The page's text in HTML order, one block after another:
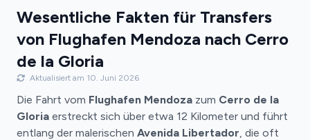
Wesentliche Fakten für Transfers
von Flughafen Mendoza nach Cerro
de la Gloria
Aktualisiert am 10. Juni 2026
Die Fahrt vom Flughafen Mendoza zum Cerro de la
Gloria erstreckt sich über etwa 12 Kilometer und führt
entlang der malerischen Avenida Libertador, die oft